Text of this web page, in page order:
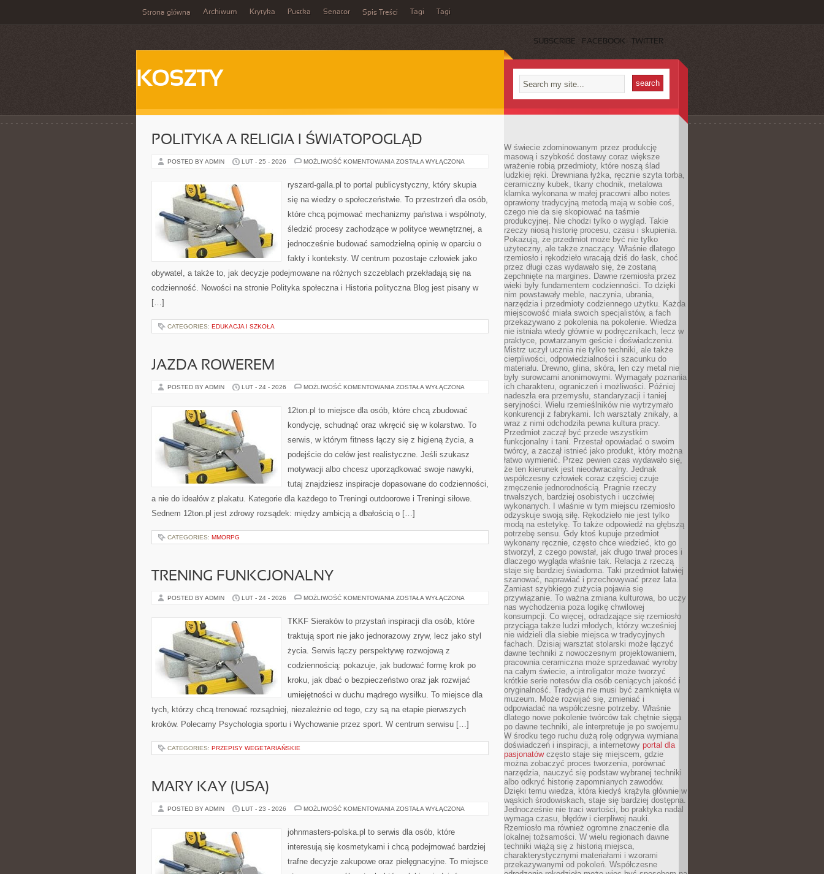
Strona główna Archiwum Krytyka Pustka Senator Spis Treści Tagi Tagi
SUBSCRIBE FACEBOOK TWITTER
KOSZTY
POLITYKA A RELIGIA I ŚWIATOPOGLĄD
POSTED BY ADMIN LUT - 25 - 2026 MOŻLIWOŚĆ KOMENTOWANIA POLITYKA
ŚWIATOPOGLĄD
ZOSTAŁA WYŁĄCZONA
ryszard-galla.pl to portal publicystyczny, który skupia
się na wiedzy o społeczeństwie. To przestrzeń dla osób,
które chcą pojmować mechanizmy państwa i wspólnoty,
śledzić procesy zachodzące w polityce wewnętrznej, a
jednocześnie budować samodzielną opinię w oparciu o
fakty i konteksty. W centrum pozostaje człowiek jako
obywatel, a także to, jak decyzje podejmowane na różnych szczeblach przekładają się na
codzienność. Nowości na stronie Polityka społeczna i Historia polityczna Blog jest pisany w
[…]
CATEGORIES: EDUKACJA I SZKOŁA
JAZDA ROWEREM
POSTED BY ADMIN LUT - 24 - 2026 MOŻLIWOŚĆ KOMENTOWANIA JAZDA
ZOSTAŁA WYŁĄCZONA
12ton.pl to miejsce dla osób, które chcą zbudować
kondycję, schudnąć oraz wkręcić się w kolarstwo. To
serwis, w którym fitness łączy się z higieną życia, a
podejście do celów jest realistyczne. Jeśli szukasz
motywacji albo chcesz uporządkować swoje nawyki,
tutaj znajdziesz inspiracje dopasowane do codzienności,
a nie do ideałów z plakatu. Kategorie dla każdego to Treningi outdoorowe i Treningi siłowe.
Sednem 12ton.pl jest zdrowy rozsądek: między ambicją a dbałością o […]
CATEGORIES: MMORPG
TRENING FUNKCJONALNY
POSTED BY ADMIN LUT - 24 - 2026 MOŻLIWOŚĆ KOMENTOWANIA TRENING
ZOSTAŁA WYŁĄCZONA
TKKF Sieraków to przystań inspiracji dla osób, które
traktują sport nie jako jednorazowy zryw, lecz jako styl
życia. Serwis łączy perspektywę rozwojową z
codziennością: pokazuje, jak budować formę krok po
kroku, jak dbać o bezpieczeństwo oraz jak rozwijać
umiejętności w duchu mądrego wysiłku. To miejsce dla
tych, którzy chcą trenować rozsądniej, niezależnie od tego, czy są na etapie pierwszych
kroków. Polecamy Psychologia sportu i Wychowanie przez sport. W centrum serwisu […]
CATEGORIES: PRZEPISY WEGETARIAŃSKIE
MARY KAY (USA)
POSTED BY ADMIN LUT - 23 - 2026 MOŻLIWOŚĆ KOMENTOWANIA MARY
ZOSTAŁA WYŁĄCZONA
johnmasters-polska.pl to serwis dla osób, które
interesują się kosmetykami i chcą podejmować bardziej
trafne decyzje zakupowe oraz pielęgnacyjne. To miejsce
W świecie zdominowanym przez produkcję
masową i szybkość dostawy coraz większe
wrażenie robią przedmioty, które noszą ślad
ludzkiej ręki. Drewniana łyżka, ręcznie szyta torba,
ceramiczny kubek, tkany chodnik, metalowa
klamka wykonana w małej pracowni albo notes
oprawiony tradycyjną metodą mają w sobie coś,
czego nie da się skopiować na taśmie
produkcyjnej. Nie chodzi tylko o wygląd. Takie
rzeczy niosą historię procesu, czasu i skupienia.
Pokazują, że przedmiot może być nie tylko
użyteczny, ale także znaczący. Właśnie dlatego
rzemiosło i rękodzieło wracają dziś do łask, choć
przez długi czas wydawało się, że zostaną
zepchnięte na margines. Dawne rzemiosła przez
wieki były fundamentem codzienności. To dzięki
nim powstawały meble, naczynia, ubrania,
narzędzia i przedmioty codziennego użytku. Każda
miejscowość miała swoich specjalistów, a fach
przekazywano z pokolenia na pokolenie. Wiedza
nie istniała wtedy głównie w podręcznikach, lecz w
praktyce, powtarzanym geście i doświadczeniu.
Mistrz uczył ucznia nie tylko techniki, ale także
cierpliwości, odpowiedzialności i szacunku do
materiału. Drewno, glina, skóra, len czy metal nie
były surowcami anonimowymi. Wymagały poznania
ich charakteru, ograniczeń i możliwości. Później
nadeszła era przemysłu, standaryzacji i taniej
seryjności. Wielu rzemieślników nie wytrzymało
konkurencji z fabrykami. Ich warsztaty znikały, a
wraz z nimi odchodziła pewna kultura pracy.
Przedmiot zaczął być przede wszystkim
funkcjonalny i tani. Przestał opowiadać o swoim
twórcy, a zaczął istnieć jako produkt, który można
łatwo wymienić. Przez pewien czas wydawało się,
że ten kierunek jest nieodwracalny. Jednak
współczesny człowiek coraz częściej czuje
zmęczenie jednorodnością. Pragnie rzeczy
trwalszych, bardziej osobistych i uczciwiej
wykonanych. I właśnie w tym miejscu rzemiosło
odzyskuje swoją siłę. Rękodzieło nie jest tylko
modą na estetykę. To także odpowiedź na głębszą
potrzebę sensu. Gdy ktoś kupuje przedmiot
wykonany ręcznie, często chce wiedzieć, kto go
stworzył, z czego powstał, jak długo trwał proces i
dlaczego wygląda właśnie tak. Relacja z rzeczą
staje się bardziej świadoma. Taki przedmiot łatwiej
szanować, naprawiać i przechowywać przez lata.
Zamiast szybkiego zużycia pojawia się
przywiązanie. To ważna zmiana kulturowa, bo uczy
nas wychodzenia poza logikę chwilowej
konsumpcji. Co więcej, odradzające się rzemiosło
przyciąga także ludzi młodych, którzy wcześniej
nie widzieli dla siebie miejsca w tradycyjnych
fachach. Dzisiaj warsztat stolarski może łączyć
dawne techniki z nowoczesnym projektowaniem,
pracownia ceramiczna może sprzedawać wyroby
na całym świecie, a introligator może tworzyć
krótkie serie notesów dla osób ceniących jakość i
oryginalność. Tradycja nie musi być zamknięta w
muzeum. Może rozwijać się, zmieniać i
odpowiadać na współczesne potrzeby. Właśnie
dlatego nowe pokolenie twórców tak chętnie sięga
po dawne techniki, ale interpretuje je po swojemu.
W środku tego ruchu dużą rolę odgrywa wymiana
doświadczeń i inspiracji, a internetowy portal dla
pasjonatówczęsto staje się miejscem, gdzie
można zobaczyć proces tworzenia, porównać
narzędzia, nauczyć się podstaw wybranej techniki
albo odkryć historię zapomnianych zawodów.
Dzięki temu wiedza, która kiedyś krążyła głównie w
wąskich środowiskach, staje się bardziej dostępna.
Jednocześnie nie traci wartości, bo praktyka nadal
wymaga czasu, błędów i cierpliwej nauki.
Rzemiosło ma również ogromne znaczenie dla
lokalnej tożsamości. W wielu regionach dawne
techniki wiążą się z historią miejsca,
charakterystycznymi materiałami i wzorami
przekazywanymi od pokoleń. Współczesne